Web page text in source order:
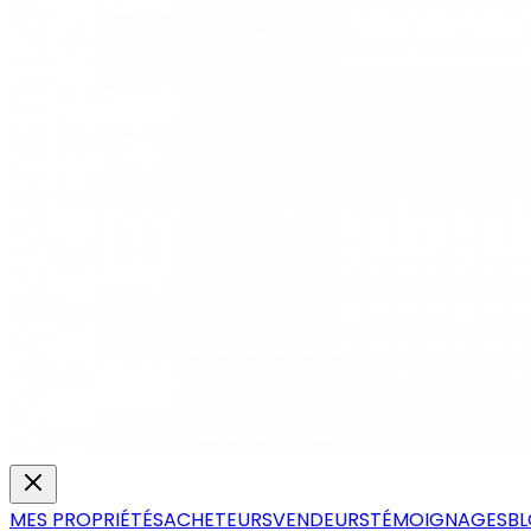
MES PROPRIÉTÉSACHETEURSVENDEURSTÉMOIGNAGES